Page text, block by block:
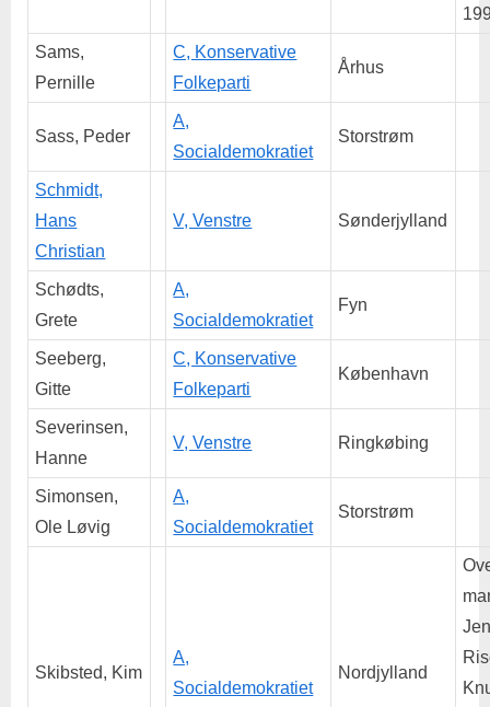
Sams,
Pernille
C, Konservative
Folkeparti
Århus
Sass, Peder
A,
Socialdemokratiet
Storstrøm
Schmidt,
Hans
Christian
V, Venstre Sønderjylland
Schødts,
Grete
A,
Socialdemokratiet
Fyn
Seeberg,
Gitte
C, Konservative
Folkeparti
København
Severinsen,
Hanne
V, Venstre Ringkøbing
Simonsen,
Ole Løvig
A,
Socialdemokratiet
Storstrøm
Skibsted, Kim
A,
Socialdemokratiet
Nordjylland